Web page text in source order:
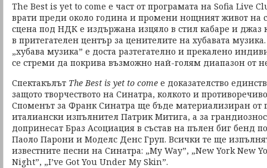
The Best is yet to come е част от програмата на Sofia Live
врати преди около година и промени нощният живот на
сцена под НДК е издържана изцяло в стил кабаре и джаз
в притегателен център за ценителите на хубавата
„хубава музика” е доста разтегателно и прекалено
се стреми да покрива възможно най-голям диапазон от
Спектакълът The Best is yet to come е доказателство
защото творчеството на Синатра, колкото и
Споменът за Франк Синатра ще бъде материализиран от
италиански изпълнител Патрик Митига, а за
допринесат Браз Асоциация в състав на пълен биг бенд
Паоло Парони и Моделс Денс Груп. Всички те ще
известните песни на Синатра: „My Way”, „New York New
Night”, „I’ve Got You Under My Skin”.